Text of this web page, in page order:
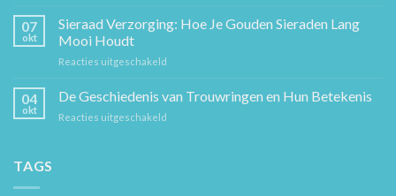
Sierkunst
en
Cadeaugids:
De
Hem
07
okt
Sieraad Verzorging: Hoe Je Gouden Sieraden Lang
Mooi Houdt
Reacties uitgeschakeld
Verzorging:
Hoe
04
okt
De Geschiedenis van Trouwringen en Hun Betekenis
Reacties uitgeschakeld
TAGS